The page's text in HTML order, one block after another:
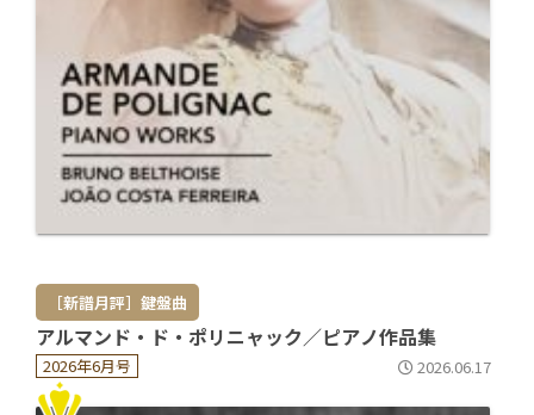
2026年6月号
［新譜月評］鍵盤曲
アルマンド・ド・ポリニャック／ピアノ作品集
2026.06.17